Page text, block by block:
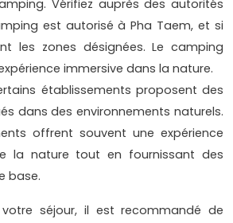
Vérifiez auprès des autorités
est autorisé à Pha Taem, et si
les zones désignées. Le camping
immersive dans la nature.
établissements proposent des
dans des environnements naturels.
offrent souvent une expérience
la nature tout en fournissant des
base.
séjour, il est recommandé de